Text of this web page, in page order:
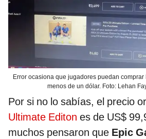
Error ocasiona que jugadores puedan comprar
menos de un dólar. Foto: Lehan
Por si no lo sabías, el precio
Ultimate Editon es de US$
muchos pensaron que Epic